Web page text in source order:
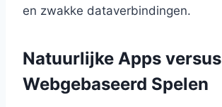
en zwakke dataverbindingen.
Natuurlijke Apps versus
Webgebaseerd Spelen